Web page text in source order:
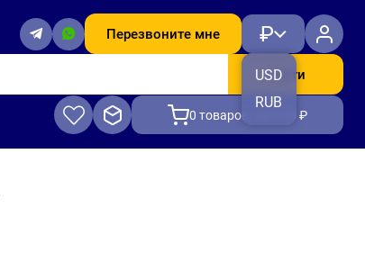
Перезвоните мне ₽
USD
RUB
Найти
0 товаров, на 0.00 ₽